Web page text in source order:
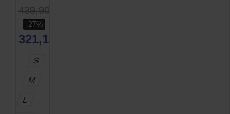
439,90 €
-27%
321,13 €
S
M
L